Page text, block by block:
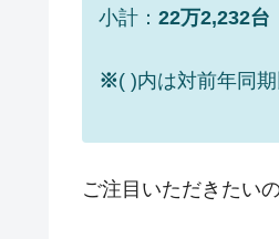
『Money1』 韓国政府
『Money1』 JPモル
『Money1』 韓国政府
『Money1』 韓国「橋
小計： 22万2,232台
※( )内は対前年同
ご注目いただきたい